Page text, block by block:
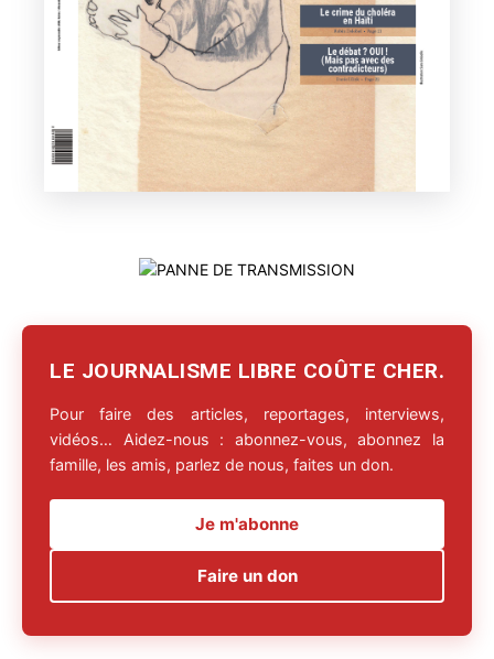
LE JOURNALISME LIBRE COÛTE CHER.
Pour faire des articles, reportages, interviews,
vidéos… Aidez-nous : abonnez-vous, abonnez la
famille, les amis, parlez de nous, faites un don.
Je m'abonne
Faire un don